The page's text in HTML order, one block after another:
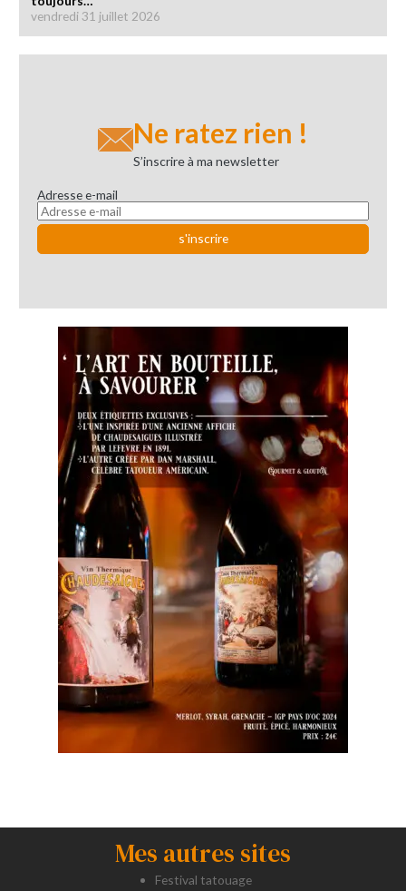
vendredi 31 juillet 2026
Ne ratez rien !
S’inscrire à ma newsletter
Adresse e-mail
Mes autres sites
Festival tatouage